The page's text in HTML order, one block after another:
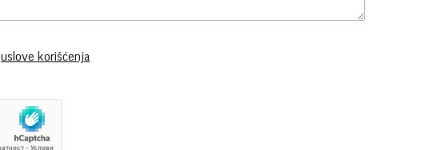
uslove korišćenja